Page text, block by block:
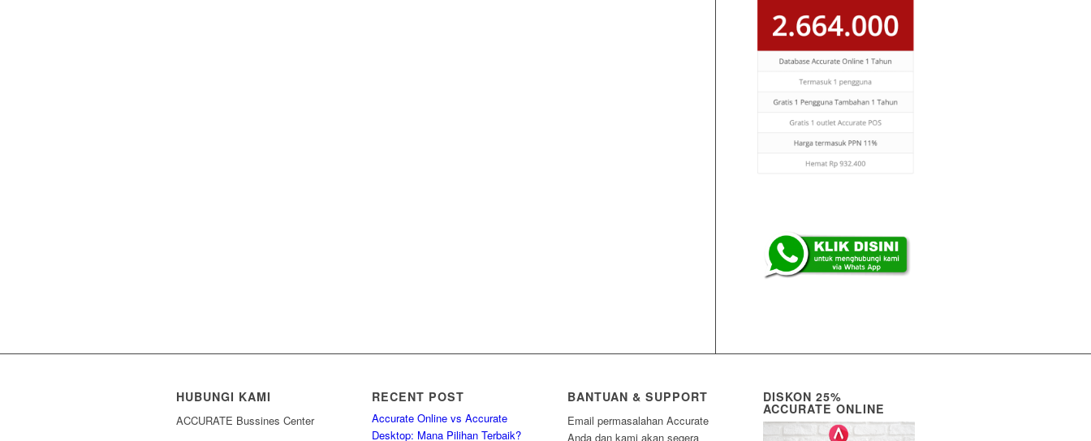
HUBUNGI KAMI
ACCURATE Bussines Center
RECENT POST
Accurate Online vs Accurate
Desktop: Mana Pilihan Terbaik?
BANTUAN & SUPPORT
Email permasalahan Accurate
Anda dan kami akan segera
DISKON 25%
ACCURATE ONLINE